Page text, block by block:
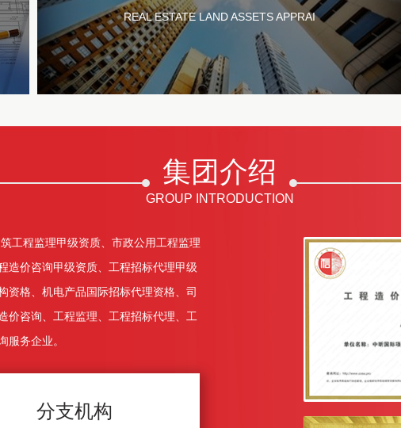
REAL ESTATE LAND ASSETS APPRAI
集团介绍
GROUP INTRODUCTION
工程监理甲级资质、市政公用工程监理
造价咨询甲级资质、工程招标代理甲级
资格、机电产品国际招标代理资格、司
价咨询、工程监理、工程招标代理、工
服务企业。
分支机构